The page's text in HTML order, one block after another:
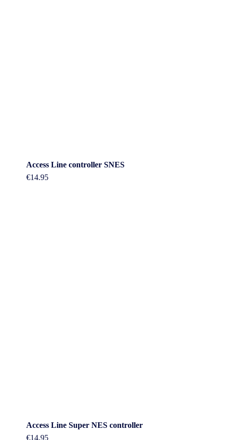
Access Line controller SNES
€14.95
Access Line Super NES controller
€14.95